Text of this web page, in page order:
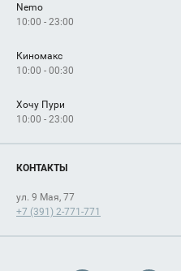
Nemo
10:00 - 23:00
Киномакс
10:00 - 00:30
Хочу Пури
10:00 - 23:00
КОНТАКТЫ
ул. 9 Мая, 77
+7 (391) 2-771-771